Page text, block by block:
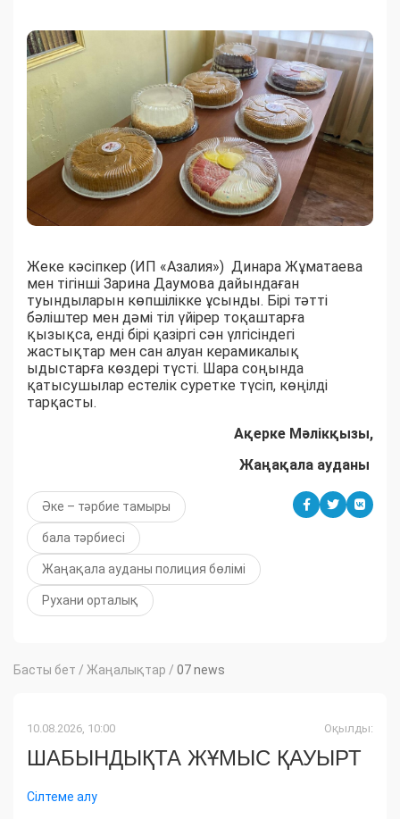
Жеке кәсіпкер (ИП «Азалия») Динара Жұматаева
мен тігінші Зарина Даумова дайындаған
туындыларын көпшілікке ұсынды. Бірі тәтті
бәліштер мен дәмі тіл үйірер тоқаштарға
қызықса, енді бірі қазіргі сән үлгісіндегі
жастықтар мен сан алуан керамикалық
ыдыстарға көздері түсті. Шара соңында
қатысушылар естелік суретке түсіп, көңілді
тарқасты.
Ақерке Мәлікқызы,
Жаңақала ауданы
Әке – тәрбие тамыры
бала тәрбиесі
Жаңақала ауданы полиция бөлімі
Рухани орталық
Басты бет / Жаңалықтар / 07 news
10.08.2026, 10:00 Оқылды:
ШАБЫНДЫҚТА ЖҰМЫС ҚАУЫРТ
Сілтеме алу